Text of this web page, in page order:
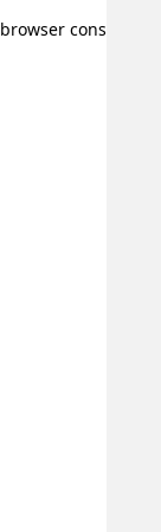
browser console for